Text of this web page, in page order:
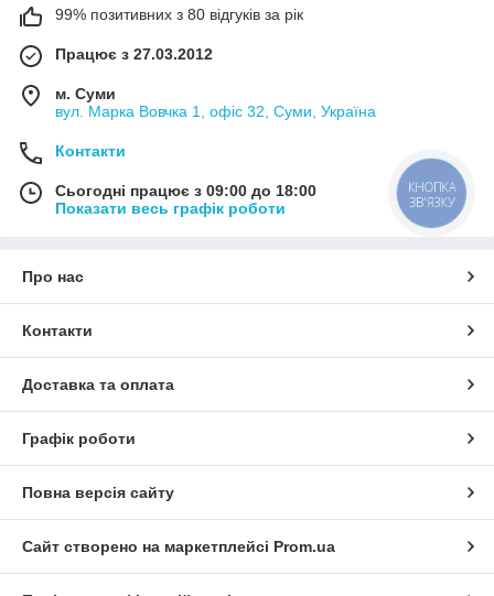
99% позитивних з 80 відгуків за рік
Працює з 27.03.2012
м. Суми
вул. Марка Вовчка 1, офіс 32, Суми, Україна
Контакти
Сьогодні працює з 09:00 до 18:00
Показати весь графік роботи
Про нас
Контакти
Доставка та оплата
Графік роботи
Повна версія сайту
Сайт створено на маркетплейсі Prom.ua
КНОПКА
ЗВ'ЯЗКУ